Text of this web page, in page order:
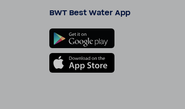
BWT Best Water App